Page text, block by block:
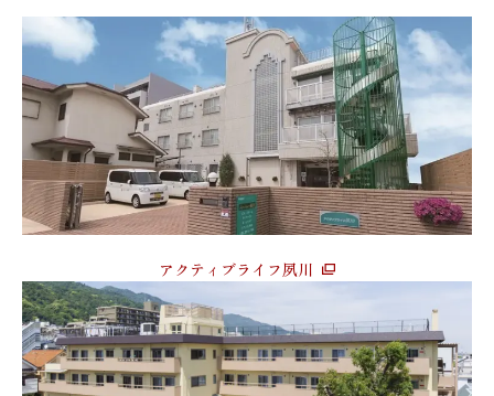
アクティブライフ夙川